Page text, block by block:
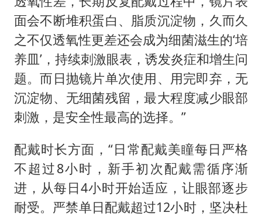
面会不断堆积蛋白、脂质沉淀物，久而久
之不仅透氧性更差还会成为细菌滋生的‘培
养皿’，持续刺激眼表，诱发炎症和增生问
题。而日抛镜片单次使用、用完即弃，无
沉淀物、无细菌残留，最大程度减少眼部
刺激，是安全性最高的选择。”
配戴时长方面，“日常配戴美瞳每日严格
不超过8小时，新手初次配戴需循序渐
进，从每日4小时开始适应，让眼部逐步
耐受。严禁单日配戴超过12小时，坚决杜